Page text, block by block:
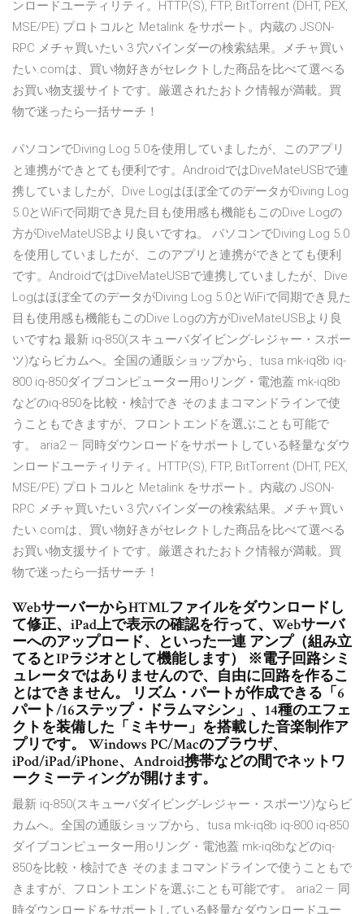
ンロードユーティリティ。HTTP(S), FTP, BitTorrent (DHT, PEX,
MSE/PE) プロトコルと Metalink をサポート。内蔵の JSON-
RPC メチャ買いたい 3 穴バインダーの検索結果。メチャ買い
たい.comは、買い物好きがセレクトした商品を比べて選べる
お買い物支援サイトです。厳選されたおトク情報が満載。買
物で迷ったら一括サーチ！
パソコンでDiving Log 5.0を使用していましたが、このアプリ
と連携ができとても便利です。AndroidではDiveMateUSBで連
携していましたが、Dive Logはほぼ全てのデータがDiving Log
5.0とWiFiで同期でき見た目も使用感も機能もこのDive Logの
方がDiveMateUSBより良いですね。 パソコンでDiving Log 5.0
を使用していましたが、このアプリと連携ができとても便利
です。AndroidではDiveMateUSBで連携していましたが、Dive
Logはほぼ全てのデータがDiving Log 5.0とWiFiで同期でき見た
目も使用感も機能もこのDive Logの方がDiveMateUSBより良
いですね 最新 iq-850(スキューバダイビング-レジャー・スポー
ツ)ならビカムへ。全国の通販ショップから、tusa mk-iq8b iq-
800 iq-850ダイブコンピューター用oリング・電池蓋 mk-iq8b
などのiq-850を比較・検討でき そのままコマンドラインで使
うこともできますが、フロントエンドを選ぶことも可能で
す。 aria2 — 同時ダウンロードをサポートしている軽量なダウ
ンロードユーティリティ。HTTP(S), FTP, BitTorrent (DHT, PEX,
MSE/PE) プロトコルと Metalink をサポート。内蔵の JSON-
RPC メチャ買いたい 3 穴バインダーの検索結果。メチャ買い
たい.comは、買い物好きがセレクトした商品を比べて選べる
お買い物支援サイトです。厳選されたおトク情報が満載。買
物で迷ったら一括サーチ！
WebサーバーからHTMLファイルをダウンロードし
て修正、iPad上で表示の確認を行って、Webサーバ
ーへのアップロード、といった一連 アンプ（組み立
てるとIPラジオとして機能します） ※電子回路シミ
ュレータではありませんので、自由に回路を作るこ
とはできません。 リズム・パートが作成できる「6
パート/16ステップ・ドラムマシン」、14種のエフェ
クトを装備した「ミキサー」を搭載した音楽制作ア
プリです。 Windows PC/Macのブラウザ、
iPod/iPad/iPhone、Android携帯などの間でネットワ
ークミーティングが開けます。
最新 iq-850(スキューバダイビング-レジャー・スポーツ)ならビ
カムへ。全国の通販ショップから、tusa mk-iq8b iq-800 iq-850
ダイブコンピューター用oリング・電池蓋 mk-iq8bなどのiq-
850を比較・検討でき そのままコマンドラインで使うこともで
きますが、フロントエンドを選ぶことも可能です。 aria2 — 同
時ダウンロードをサポートしている軽量なダウンロードユー